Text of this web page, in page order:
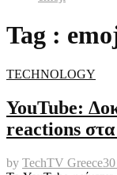
Tag :
TECHNOLOGY
YouTube:
reactions στα
by TechTV Greece